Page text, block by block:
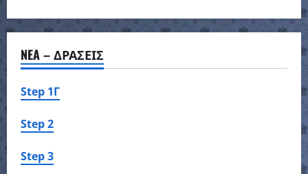
NEA – ΔΡΑΣΕΙΣ
Step 1Γ
Step 2
Step 3